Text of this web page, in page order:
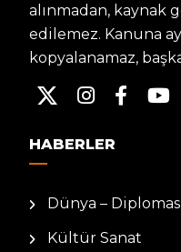
alınmadan, kaynak
edilemez. Kanuna
kopyalanamaz,
HABERLER
Dünya –
Kültür Sanat